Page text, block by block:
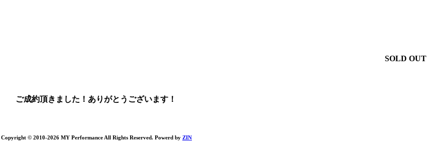
SOLD OUT
ご成約頂きました！ありがとうございます！
Copyright © 2010-2026 MY Performance All Rights Reserved. Powerd by ZIN